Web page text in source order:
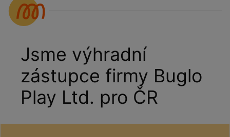
Jsme výhradní
zástupce firmy Buglo
Play Ltd. pro ČR